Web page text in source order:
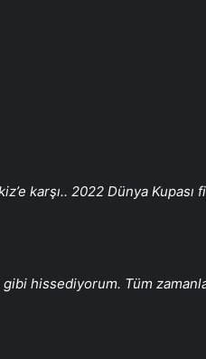
karşı.. 2022 Dünya Kupası
hissediyorum. Tüm